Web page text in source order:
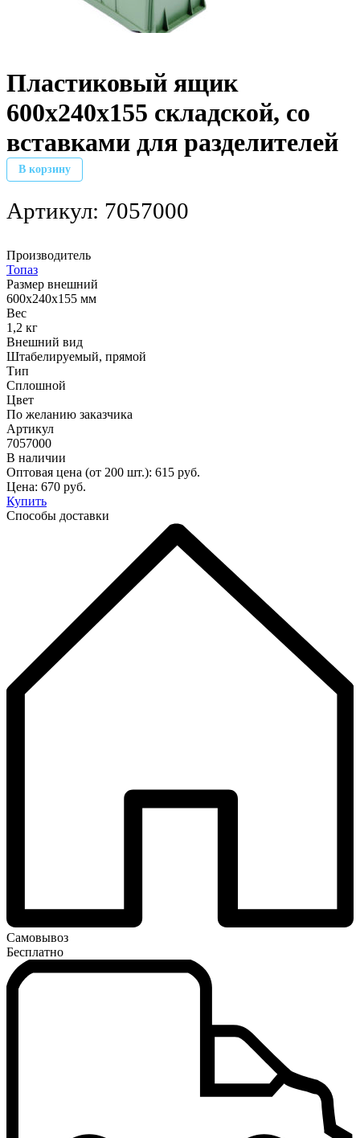
Пластиковый ящик
600х240х155 складской, со
вставками для разделителей
В корзину
Артикул: 7057000
Производитель
Топаз
Размер внешний
600х240х155 мм
Вес
1,2 кг
Внешний вид
Штабелируемый, прямой
Тип
Сплошной
Цвет
По желанию заказчика
Артикул
7057000
В наличии
Оптовая цена (от 200 шт.): 615 руб.
Цена: 670 руб.
Купить
Способы доставки
Самовывоз
Бесплатно